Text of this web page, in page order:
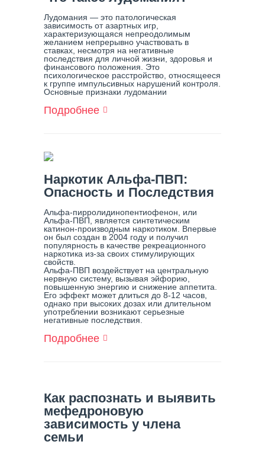
Лудомания — это патологическая
зависимость от азартных игр,
характеризующаяся непреодолимым
желанием непрерывно участвовать в
ставках, несмотря на негативные
последствия для личной жизни, здоровья и
финансового положения. Это
психологическое расстройство, относящееся
к группе импульсивных нарушений контроля.
Основные признаки лудомании
Подробнее О
Наркотик Альфа-ПВП:
Опасность и Последствия
Альфа-пирролидинопентиофенон, или
Альфа-ПВП, является синтетическим
катинон-производным наркотиком. Впервые
он был создан в 2004 году и получил
популярность в качестве рекреационного
наркотика из-за своих стимулирующих
свойств.
Альфа-ПВП воздействует на центральную
нервную систему, вызывая эйфорию,
повышенную энергию и снижение аппетита.
Его эффект может длиться до 8-12 часов,
однако при высоких дозах или длительном
употреблении возникают серьезные
негативные последствия.
Подробнее О
Последствия
Как распознать и выявить
мефедроновую
зависимость у члена
семьи